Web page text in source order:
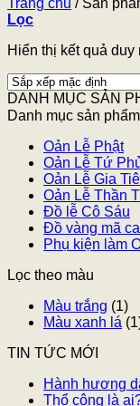
Trang chủ / Sản
Lọc
Hiển thị kết quả duy
DANH MỤC SẢN
Danh mục sản
Oản Lễ Phật
Oản Lễ Tứ
Oản Lễ Gia
Oản Lễ Thần
Đồ lễ Cô Sáu
Đồ vàng mã
Phụ kiện làm
Lọc theo màu
Màu trắng (1)
Màu xanh lá
TIN TỨC MỚI
Hành hương
Thổ công là